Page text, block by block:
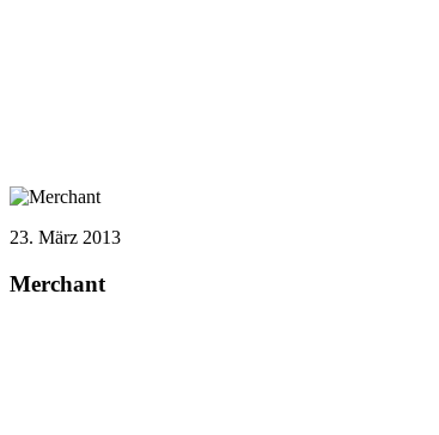
23. März 2013
Merchant